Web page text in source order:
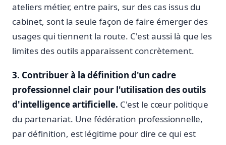
ateliers métier, entre pairs, sur des cas issus du
cabinet, sont la seule façon de faire émerger des
usages qui tiennent la route. C'est aussi là que les
limites des outils apparaissent concrètement.
3. Contribuer à la définition d'un cadre
professionnel clair pour l'utilisation des outils
d'intelligence artificielle. C'est le cœur politique
du partenariat. Une fédération professionnelle,
par définition, est légitime pour dire ce qui est